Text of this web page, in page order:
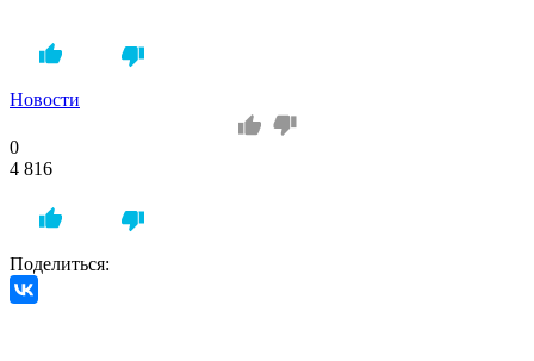
Новости
0
4 816
Поделиться: